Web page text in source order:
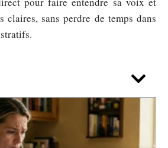
claires, sans perdre de temps dans